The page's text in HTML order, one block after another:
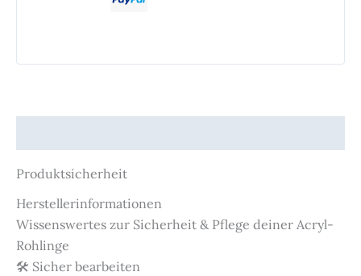
Produktsicherheit
Herstellerinformationen
Wissenswertes zur Sicherheit & Pflege deiner Acryl-
Rohlinge
🛠️ Sicher bearbeiten